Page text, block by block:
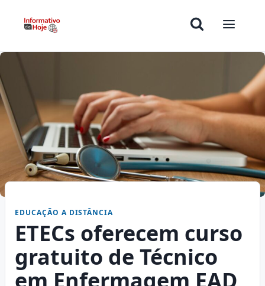
EDUCAÇÃO A DISTÂNCIA
ETECs oferecem curso
gratuito de Técnico